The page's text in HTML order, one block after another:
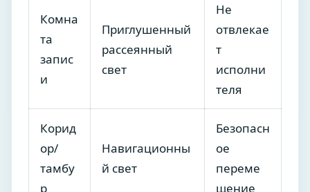
Комна
та
запис
и
Приглушенный
рассеянный
свет
Не
отвлекае
т
исполни
теля
Корид
ор/
тамбу
р
Навигационны
й свет
Безопасн
ое
переме
щение